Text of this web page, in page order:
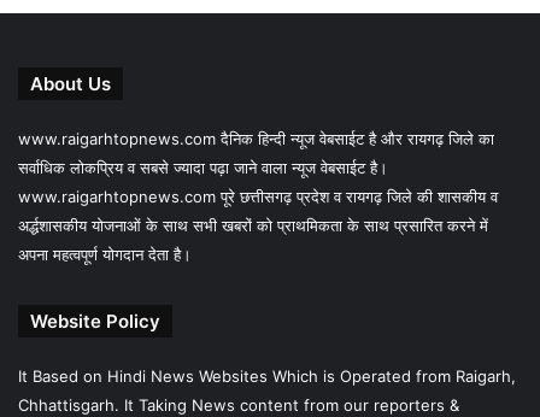
About Us
www.raigarhtopnews.com दैनिक हिन्दी न्यूज वेबसाईट है और रायगढ़ जिले का
सर्वाधिक लोकप्रिय व सबसे ज्यादा पढ़ा जाने वाला न्यूज वेबसाईट है।
www.raigarhtopnews.com पूरे छत्तीसगढ़ प्रदेश व रायगढ़ जिले की शासकीय व
अर्द्धशासकीय योजनाओं के साथ सभी खबरों को प्राथमिकता के साथ प्रसारित करने में
अपना महत्वपूर्ण योगदान देता है।
Website Policy
It Based on Hindi News Websites Which is Operated from Raigarh,
Chhattisgarh. It Taking News content from our reporters &